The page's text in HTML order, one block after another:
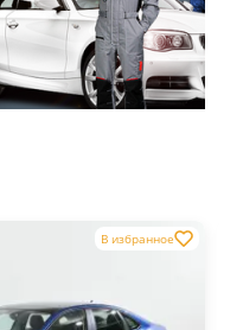
В избранное